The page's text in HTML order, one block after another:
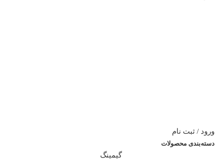
ورود / ثبت نام
دسته‌بندی محصولات
گیمینگ